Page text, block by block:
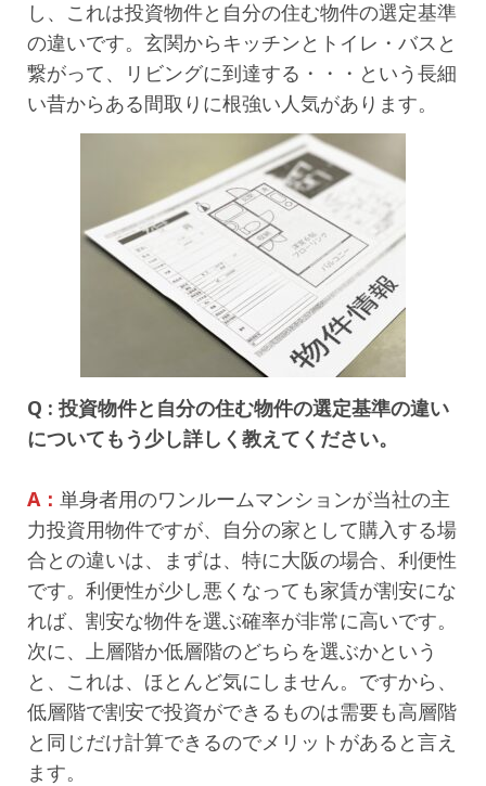
し、これは投資物件と自分の住む物件の選定基準
の違いです。玄関からキッチンとトイレ・バスと
繋がって、リビングに到達する・・・という長細
い昔からある間取りに根強い人気があります。
Q : 投資物件と自分の住む物件の選定基準の違い
についてもう少し詳しく教えてください。
A： 単身者用のワンルームマンションが当社の主
力投資用物件ですが、自分の家として購入する場
合との違いは、まずは、特に大阪の場合、利便性
です。利便性が少し悪くなっても家賃が割安にな
れば、割安な物件を選ぶ確率が非常に高いです。
次に、上層階か低層階のどちらを選ぶかという
と、これは、ほとんど気にしません。ですから、
低層階で割安で投資ができるものは需要も高層階
と同じだけ計算できるのでメリットがあると言え
ます。